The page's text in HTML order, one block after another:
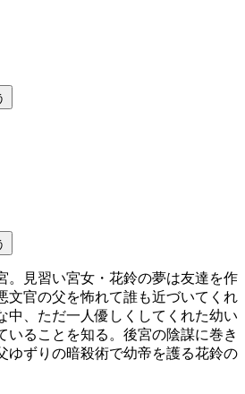
。見習い宮女・花鈴の夢は友達を作
文官の父を怖れて誰も近づいてくれ
、ただ一人優しくしてくれた幼い
いることを知る。後宮の陰謀に巻き
ゆずりの暗殺術で幼帝を護る花鈴の